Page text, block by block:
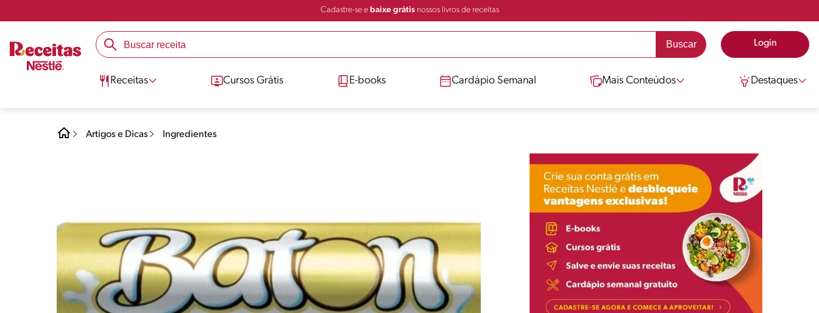
Cadastre-se e baixe grátisnossos livros de receitas
Login
Receitas Cursos Grátis E-books Cardápio Semanal Mais Conteúdos Destaques
Artigos e Dicas Ingredientes